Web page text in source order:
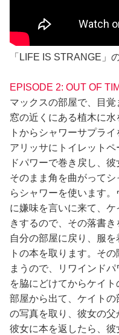
「LIFE IS STRANGE」
EPISODE 2: OUT OF
マックスの部屋で、目覚
窓の近くにある植木に
トからシャワーサプラ
アリッサにトイレット
ドパワーで巻き戻し、彼
そのまま角を曲がって
らシャワーを使います
に嫌味を言いに来て、
きするので、その落書き
自分の部屋に戻り、服
トの本を取ります。そ
まうので、リワインド
を脇にどけてからケイト
部屋から出て、ケイト
の写真を取り、彼女の父
彼女に本を返したら、